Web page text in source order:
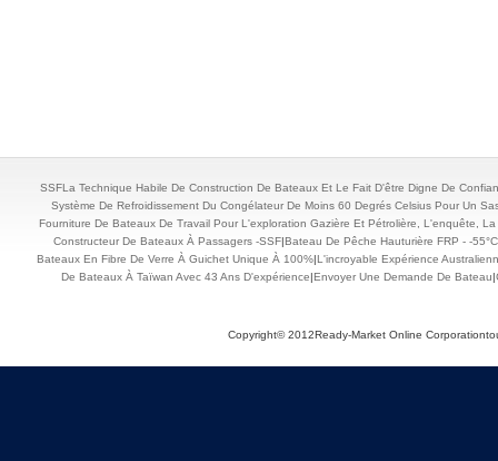
SSFLa Technique Habile De Construction De Bateaux Et Le Fait D'être Digne De
Système De Refroidissement Du Congélateur De Moins 60 Degrés Celsius Pour Un
Fourniture De Bateaux De Travail Pour L'exploration Gazière Et Pétrolière, L'enquête,
Constructeur De Bateaux À Passagers -SSF|Bateau De Pêche Hauturière FRP - -
Bateaux En Fibre De Verre À Guichet Unique À 100%|L'incroyable Expérience
De Bateaux À Taïwan Avec 43 Ans D'expérience|Envoyer Une Demande De Bateau|
Copyright© 2012Ready-Market Online